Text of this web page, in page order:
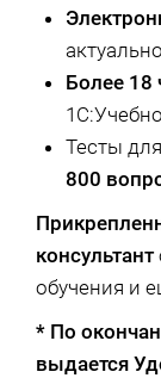
Более 18
Тесты
800
консультант
обучения и
* По
выдается